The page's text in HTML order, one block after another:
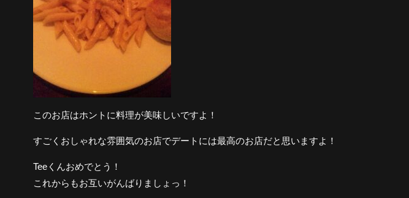
このお店はホントに料理が美味しいですよ！
すごくおしゃれな雰囲気のお店でデートには最高のお店だと思いますよ！
Teeくんおめでとう！
これからもお互いがんばりましょっ！